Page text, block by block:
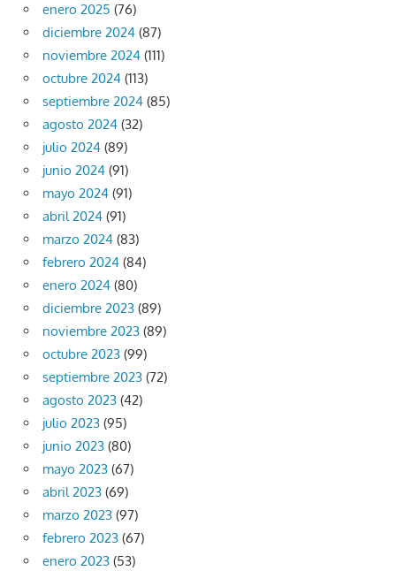
enero 2025 (76)
diciembre 2024 (87)
noviembre 2024 (111)
octubre 2024 (113)
septiembre 2024 (85)
agosto 2024 (32)
julio 2024 (89)
junio 2024 (91)
mayo 2024 (91)
abril 2024 (91)
marzo 2024 (83)
febrero 2024 (84)
enero 2024 (80)
diciembre 2023 (89)
noviembre 2023 (89)
octubre 2023 (99)
septiembre 2023 (72)
agosto 2023 (42)
julio 2023 (95)
junio 2023 (80)
mayo 2023 (67)
abril 2023 (69)
marzo 2023 (97)
febrero 2023 (67)
enero 2023 (53)